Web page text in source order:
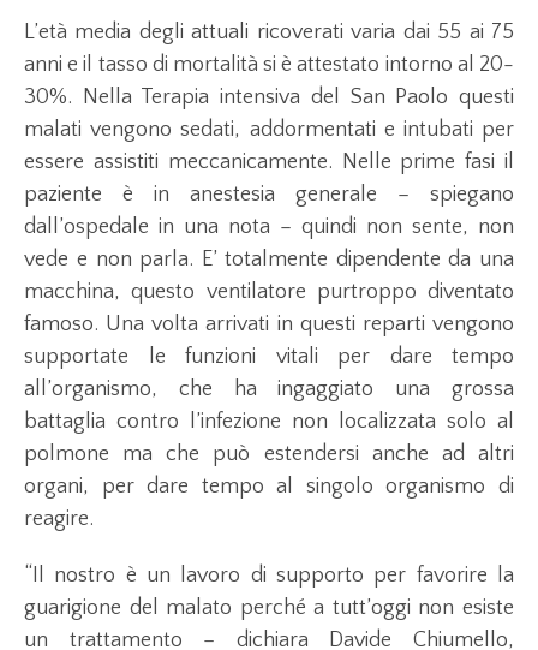
L’età media degli attuali ricoverati varia dai 55 ai 75
anni e il tasso di mortalità si è attestato intorno al 20-
30%. Nella Terapia intensiva del San Paolo questi
malati vengono sedati, addormentati e intubati per
essere assistiti meccanicamente. Nelle prime fasi il
paziente è in anestesia generale – spiegano
dall’ospedale in una nota – quindi non sente, non
vede e non parla. E’ totalmente dipendente da una
macchina, questo ventilatore purtroppo diventato
famoso. Una volta arrivati in questi reparti vengono
supportate le funzioni vitali per dare tempo
all’organismo, che ha ingaggiato una grossa
battaglia contro l’infezione non localizzata solo al
polmone ma che può estendersi anche ad altri
organi, per dare tempo al singolo organismo di
reagire.
“Il nostro è un lavoro di supporto per favorire la
guarigione del malato perché a tutt’oggi non esiste
un trattamento – dichiara Davide Chiumello,